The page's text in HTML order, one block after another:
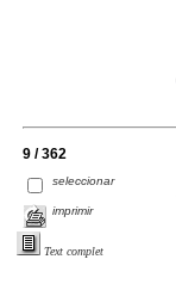
9 / 362
seleccionar
imprimir
Text complet